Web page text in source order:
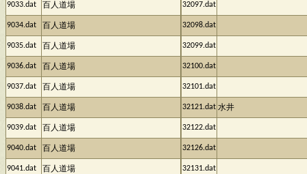
9033.dat 百人道場
9034.dat 百人道場
9035.dat 百人道場
9036.dat 百人道場
9037.dat 百人道場
9038.dat 百人道場
9039.dat 百人道場
9040.dat 百人道場
9041.dat 百人道場
32097.dat
32098.dat
32099.dat
32100.dat
32101.dat
32121.dat 水井
32122.dat
32126.dat
32131.dat